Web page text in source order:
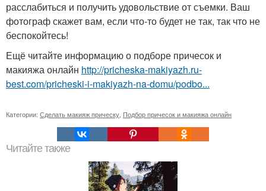
расслабиться и получить удовольствие от съемки. Ваш
фотограф скажет вам, если что-то будет не так, так что не
беспокойтесь!
Ещё читайте информацию о подборе причесок и
макияжа онлайн http://pricheska-makiyazh.ru-
best.com/pricheski-i-makiyazh-na-domu/podbo...
Категории: Сделать макияж прическу Подбор причесок и макияжа онлайн
Читайте также